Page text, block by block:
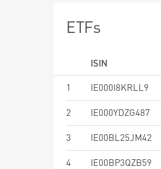
ETFs
ISIN
1
IE000I8KRLL9
2 IE000YDZG487
3 IE00BL25JM42
4 IE00BP3QZB59